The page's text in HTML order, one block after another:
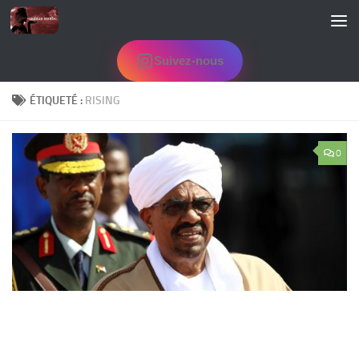
Skip to content
Suivez-nous
ÉTIQUETÉ : RISING
0